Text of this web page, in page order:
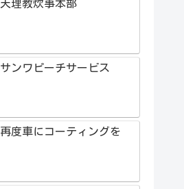
天理教炊事本部
サンワピーチサービス
再度車にコーティングを